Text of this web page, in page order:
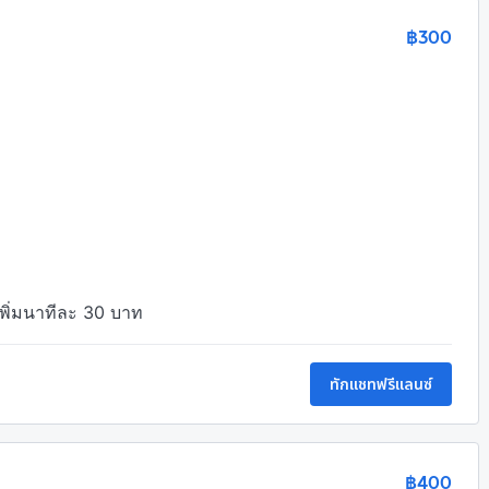
฿300
มนาทีละ 30 บาท
ทักแชทฟรีแลนซ์
฿400